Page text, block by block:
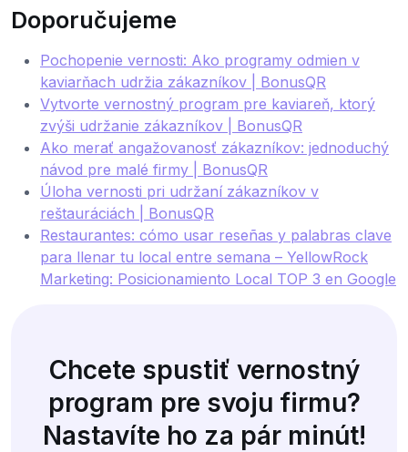
Doporučujeme
Pochopenie vernosti: Ako programy odmien v
kaviarňach udržia zákazníkov | BonusQR
Vytvorte vernostný program pre kaviareň, ktorý
zvýši udržanie zákazníkov | BonusQR
Ako merať angažovanosť zákazníkov: jednoduchý
návod pre malé firmy | BonusQR
Úloha vernosti pri udržaní zákazníkov v
reštauráciách | BonusQR
Restaurantes: cómo usar reseñas y palabras clave
para llenar tu local entre semana – YellowRock
Marketing: Posicionamiento Local TOP 3 en Google
Chcete spustiť vernostný
program pre svoju firmu?
Nastavíte ho za pár minút!